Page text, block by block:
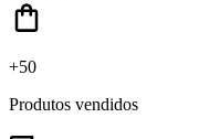
+50
Produtos vendidos